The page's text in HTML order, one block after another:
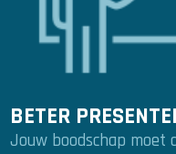
BETER
Jouw boodschap